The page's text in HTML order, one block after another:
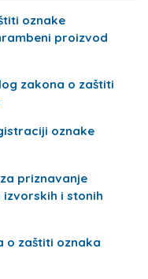
oznake
proizvod
zakona o zaštiti
oznake
priznavanje
i stonih
o zaštiti oznaka